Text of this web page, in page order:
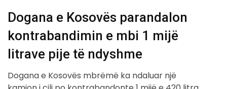
Dogana e Kosovës parandalon
kontrabandimin e mbi 1 mijë
litrave pije të ndyshme
Dogana e Kosovës mbrëmë ka ndaluar një